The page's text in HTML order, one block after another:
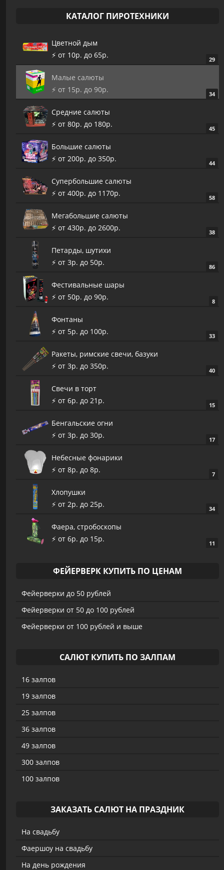
КАТАЛОГ ПИРОТЕХНИКИ
Цветной дым
⚡️ от 10р. до 65р.
29
Малые салюты
⚡️ от 15р. до 90р.
34
Средние салюты
⚡️ от 80р. до 180р.
45
Большие салюты
⚡️ от 200р. до 350р.
44
Супербольшие салюты
⚡️ от 400р. до 1170р.
58
Мегабольшие салюты
⚡️ от 430р. до 2600р.
38
Петарды, шутихи
⚡️ от 3р. до 50р.
86
Фестивальные шары
⚡️ от 50р. до 90р.
8
Фонтаны
⚡️ от 5р. до 100р.
33
Ракеты, римские свечи, базуки
⚡️ от 3р. до 350р.
40
Cвечи в торт
⚡️ от 6р. до 21р.
15
Бенгальские огни
⚡️ от 3р. до 30р.
17
Небесные фонарики
⚡️ от 8р. до 8р.
7
Хлопушки
⚡️ от 2р. до 25р.
34
Фаера, стробоскопы
⚡️ от 6р. до 15р.
11
ФЕЙЕРВЕРК КУПИТЬ ПО ЦЕНАМ
Фейерверки до 50 рублей
Фейерверки от 50 до 100 рублей
Фейерверки от 100 рублей и выше
САЛЮТ КУПИТЬ ПО ЗАЛПАМ
16 залпов
19 залпов
25 залпов
36 залпов
49 залпов
300 залпов
100 залпов
ЗАКАЗАТЬ САЛЮТ НА ПРАЗДНИК
На свадьбу
Фаершоу на свадьбу
На день рождения